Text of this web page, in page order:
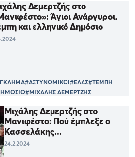
Δεμερτζής στο
Άγιοι Ανάργυροι,
και ελληνικό Δημόσιο
#ΑΣΤΥΝΟΜΙΚΟΙ#ΕΛΑΣ#ΤΕΜΠΗ
#ΜΙΧΑΛΗΣ ΔΕΜΕΡΤΖΗΣ
Μιχάλης Δεμερτζής στο
Μανιφέστο: Πού έμπλεξε ο
Κασσελάκης...
24.2.2024